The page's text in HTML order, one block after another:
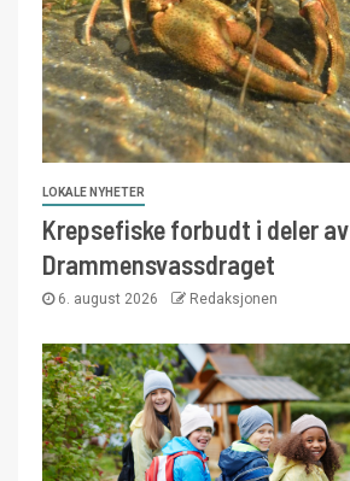
LOKALE NYHETER
Krepsefiske forbudt i deler av
Drammensvassdraget
6. august 2026 Redaksjonen